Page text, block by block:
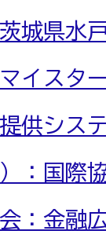
城県水
イスタ
供シス
：国際
：金融